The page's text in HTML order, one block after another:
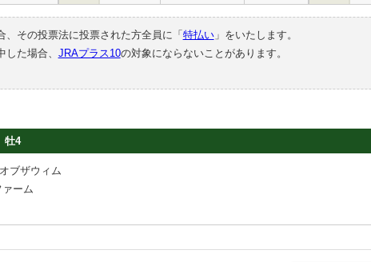
その投票法に投票された方全員に「 特払い」をいたします。
た場合、 JRAプラス10の対象にならないことがあります。
牡4
ブザウィム
ーム